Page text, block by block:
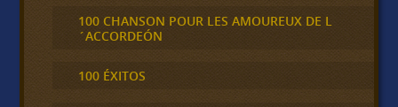
100 CHANSON POUR LES AMOUREUX DE L
´ACCORDEÓN
100 ÉXITOS